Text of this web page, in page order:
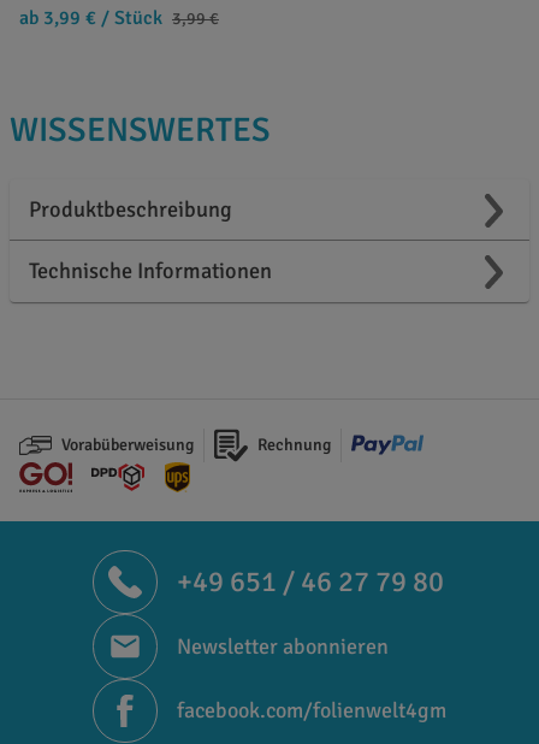
ab 3,99 € / Stück 3,99 €
WISSENSWERTES
Produktbeschreibung
Technische Informationen
Vorabüberweisung Rechnung
+49 651 / 46 27 79 80
Newsletter abonnieren
facebook.com/folienwelt4gm